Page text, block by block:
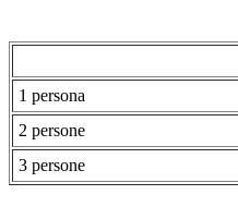
1 persona
2 persone
3 persone